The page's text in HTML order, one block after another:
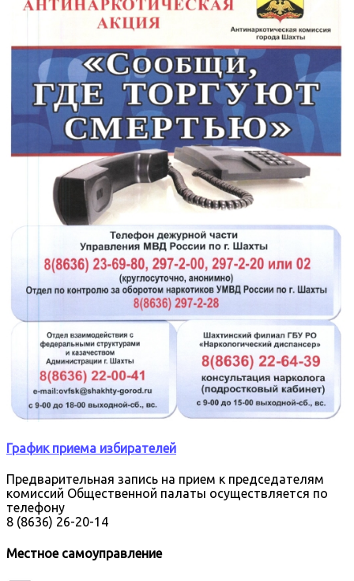
График приема избирателей
Предварительная запись на прием к председателям
комиссий Общественной палаты осуществляется по
телефону
8 (8636) 26-20-14
Местное самоуправление